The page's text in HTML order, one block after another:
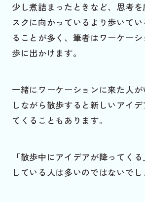
少し煮詰まったときなど、思考
スクに向かっているより歩いて
ることが多く、筆者はワーケー
歩に出かけます。
一緒にワーケーションに来た人
しながら散歩すると新しいアイ
てくることもあります。
「散歩中にアイデアが降ってく
している人は多いのではないでし